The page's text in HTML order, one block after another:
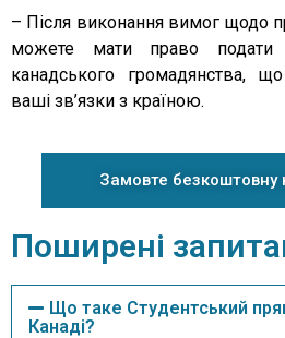
– Після виконання вимог щодо
можете мати право подати
канадського громадянства,
ваші зв’язки з країною.
Замовте безкоштовну
Поширені
Що таке Студентський
Канаді?